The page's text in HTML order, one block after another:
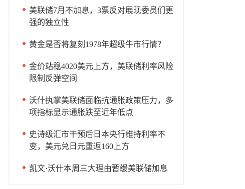
美联储7月不加息，3票反对展现委员们更
强的独立性
黄金是否将复刻1978年超级牛市行情？
金价站稳4020美元上方，美联储利率风险
限制反弹空间
沃什执掌美联储面临抗通胀政策压力，多
项指标显示通胀跌至近年低点
史诗级汇市干预后日本央行维持利率不
变，美元兑日元重返160上方
凯文·沃什本周三大理由暂缓美联储加息